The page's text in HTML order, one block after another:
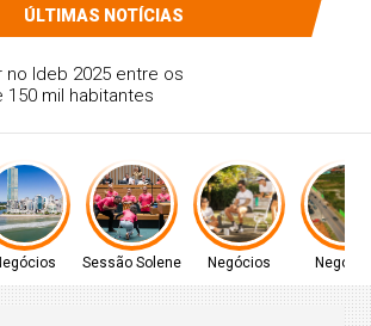
ÚLTIMAS NOTÍCIAS
alcança 1º lugar no Ideb 2025 entre os
com mais de 150 mil habitantes
Sessão Solene Negócios